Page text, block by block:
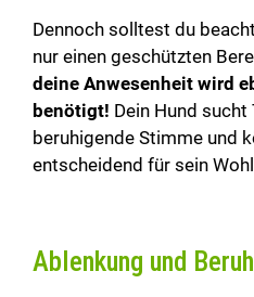
Dennoch solltest du
nur einen geschützten
deine Anwesenheit wird
benötigt! Dein Hund
beruhigende Stimme und
entscheidend für sein
Ablenkung und